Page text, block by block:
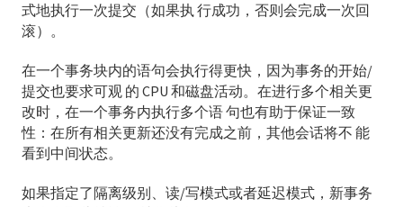
ALTER FILESPACE
ALTER FUNCTION
ALTER GROUP
ALTER INDEX
式地执行一次提交（如果执 行成功，否则会完成一次回
滚）。
在一个事务块内的语句会执行得更快，因为事务的开始/
提交也要求可观 的 CPU 和磁盘活动。在进行多个相关更
改时，在一个事务内执行多个语 句也有助于保证一致
性：在所有相关更新还没有完成之前，其他会话将不 能
看到中间状态。
如果指定了隔离级别、读/写模式或者延迟模式，新事务